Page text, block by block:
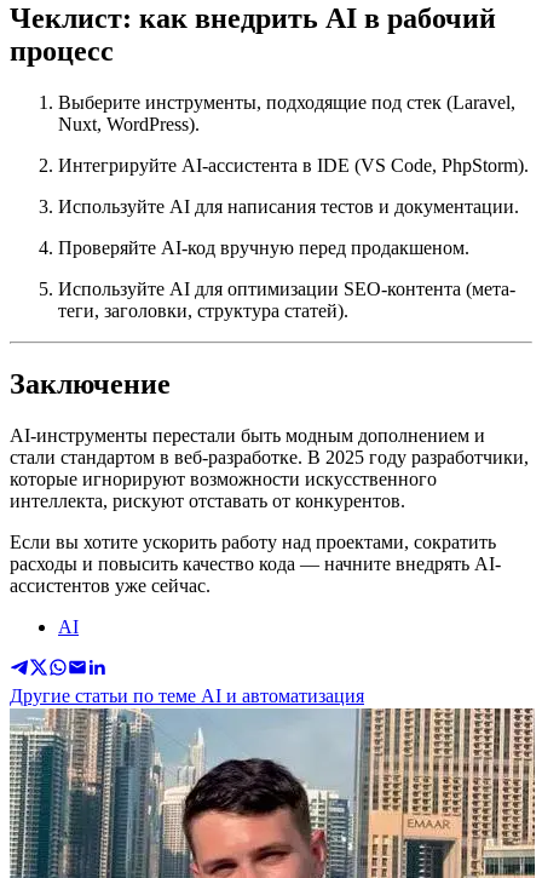
Чеклист: как внедрить AI в рабочий
процесс
Выберите инструменты, подходящие под стек (Laravel,
Nuxt, WordPress).
Интегрируйте AI-ассистента в IDE (VS Code, PhpStorm).
Используйте AI для написания тестов и документации.
Проверяйте AI-код вручную перед продакшеном.
Используйте AI для оптимизации SEO-контента (мета-
теги, заголовки, структура статей).
Заключение
AI-инструменты перестали быть модным дополнением и
стали стандартом в веб-разработке. В 2025 году разработчики,
которые игнорируют возможности искусственного
интеллекта, рискуют отставать от конкурентов.
Если вы хотите ускорить работу над проектами, сократить
расходы и повысить качество кода — начните внедрять AI-
ассистентов уже сейчас.
AI
Другие статьи по теме AI и автоматизация